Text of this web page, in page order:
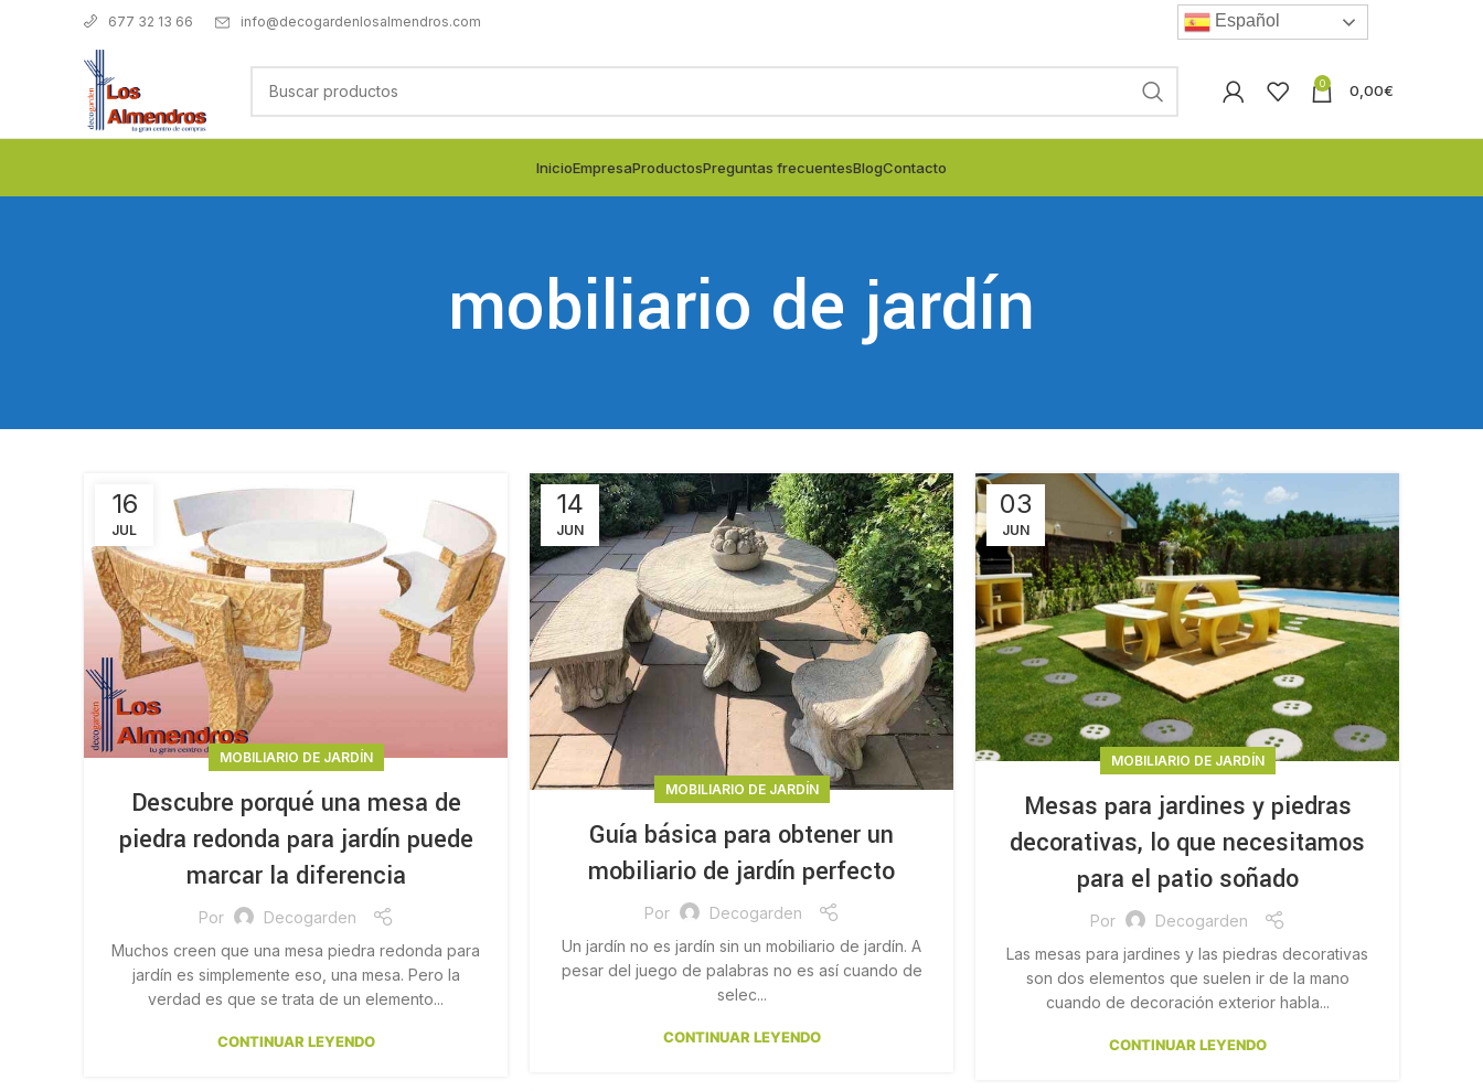
677 32 13 66 info@decogardenlosalmendros.com Español
0 0,00€
InicioEmpresaProductosPreguntas frecuentesBlogContacto
mobiliario de jardín
16
JUL
MOBILIARIO DE JARDÍN
Descubre porqué una mesa de
piedra redonda para jardín puede
marcar la diferencia
Por
Decogarden
Muchos creen que una mesa piedra redonda para
jardín es simplemente eso, una mesa. Pero la
verdad es que se trata de un elemento...
CONTINUAR LEYENDO
14
JUN
MOBILIARIO DE JARDÍN
Guía básica para obtener un
mobiliario de jardín perfecto
Por
Decogarden
Un jardín no es jardín sin un mobiliario de jardín. A
pesar del juego de palabras no es así cuando de
selec...
CONTINUAR LEYENDO
03
JUN
MOBILIARIO DE JARDÍN
Mesas para jardines y piedras
decorativas, lo que necesitamos
para el patio soñado
Por
Decogarden
Las mesas para jardines y las piedras decorativas
son dos elementos que suelen ir de la mano
cuando de decoración exterior habla...
CONTINUAR LEYENDO